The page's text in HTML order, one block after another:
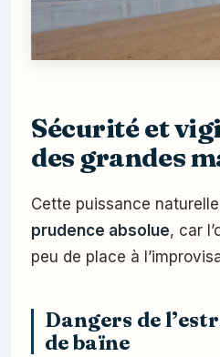
Sécurité et
des grandes
Cette puissance
prudence absolue, car
peu de place à
Dangers de
de baïne